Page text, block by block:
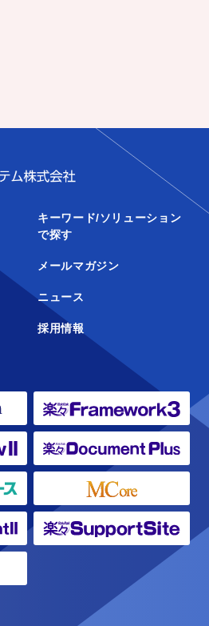
キーワード/ソリューション
で探す
メールマガジン
ニュース
採用情報